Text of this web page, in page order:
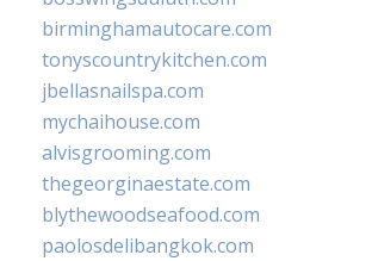
birminghamautocare.com
tonyscountrykitchen.com
jbellasnailspa.com
mychaihouse.com
alvisgrooming.com
thegeorginaestate.com
blythewoodseafood.com
paolosdelibangkok.com